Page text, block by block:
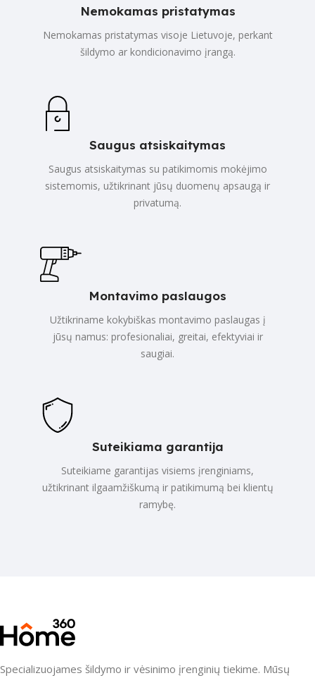
Nemokamas pristatymas
Nemokamas pristatymas visoje Lietuvoje, perkant
šildymo ar kondicionavimo įrangą.
Saugus atsiskaitymas
Saugus atsiskaitymas su patikimomis mokėjimo
sistemomis, užtikrinant jūsų duomenų apsaugą ir
privatumą.
Montavimo paslaugos
Užtikriname kokybiškas montavimo paslaugas į
jūsų namus: profesionaliai, greitai, efektyviai ir
saugiai.
Suteikiama garantija
Suteikiame garantijas visiems įrenginiams,
užtikrinant ilgaamžiškumą ir patikimumą bei klientų
ramybę.
Specializuojames šildymo ir vėsinimo įrenginių tiekime. Mūsų